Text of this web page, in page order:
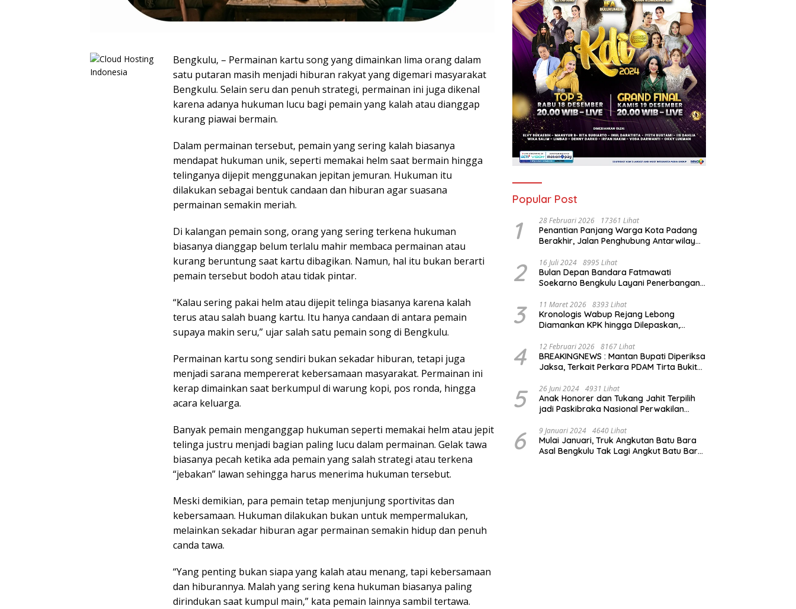
Bengkulu, – Permainan kartu song yang dimainkan lima orang dalam
satu putaran masih menjadi hiburan rakyat yang digemari masyarakat
Bengkulu. Selain seru dan penuh strategi, permainan ini juga dikenal
karena adanya hukuman lucu bagi pemain yang kalah atau dianggap
kurang piawai bermain.
Dalam permainan tersebut, pemain yang sering kalah biasanya
mendapat hukuman unik, seperti memakai helm saat bermain hingga
telinganya dijepit menggunakan jepitan jemuran. Hukuman itu
dilakukan sebagai bentuk candaan dan hiburan agar suasana
permainan semakin meriah.
Di kalangan pemain song, orang yang sering terkena hukuman
biasanya dianggap belum terlalu mahir membaca permainan atau
kurang beruntung saat kartu dibagikan. Namun, hal itu bukan berarti
pemain tersebut bodoh atau tidak pintar.
“Kalau sering pakai helm atau dijepit telinga biasanya karena kalah
terus atau salah buang kartu. Itu hanya candaan di antara pemain
supaya makin seru,” ujar salah satu pemain song di Bengkulu.
Permainan kartu song sendiri bukan sekadar hiburan, tetapi juga
menjadi sarana mempererat kebersamaan masyarakat. Permainan ini
kerap dimainkan saat berkumpul di warung kopi, pos ronda, hingga
acara keluarga.
Banyak pemain menganggap hukuman seperti memakai helm atau jepit
telinga justru menjadi bagian paling lucu dalam permainan. Gelak tawa
biasanya pecah ketika ada pemain yang salah strategi atau terkena
“jebakan” lawan sehingga harus menerima hukuman tersebut.
Meski demikian, para pemain tetap menjunjung sportivitas dan
kebersamaan. Hukuman dilakukan bukan untuk mempermalukan,
melainkan sekadar hiburan agar permainan semakin hidup dan penuh
canda tawa.
“Yang penting bukan siapa yang kalah atau menang, tapi kebersamaan
dan hiburannya. Malah yang sering kena hukuman biasanya paling
dirindukan saat kumpul main,” kata pemain lainnya sambil tertawa.
Popular Post
1 28 Februari 2026 17361 Lihat
Penantian Panjang Warga Kota Padang
Berakhir, Jalan Penghubung Antarwilayah
2 16 Juli 2024 8995 Lihat
Bulan Depan Bandara Fatmawati
Soekarno Bengkulu Layani Penerbangan
3 11 Maret 2026 8393 Lihat
Kronologis Wabup Rejang Lebong
Diamankan KPK hingga Dilepaskan,
4 12 Februari 2026 8167 Lihat
BREAKINGNEWS : Mantan Bupati Diperiksa
Jaksa, Terkait Perkara PDAM Tirta Bukit
5 26 Juni 2024 4931 Lihat
Anak Honorer dan Tukang Jahit Terpilih
jadi Paskibraka Nasional Perwakilan
6 9 Januari 2024 4640 Lihat
Mulai Januari, Truk Angkutan Batu Bara
Asal Bengkulu Tak Lagi Angkut Batu Bara